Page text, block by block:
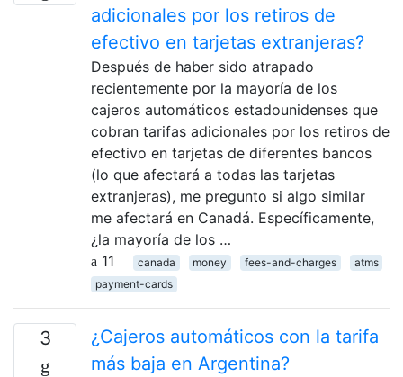
adicionales por los retiros de
efectivo en tarjetas extranjeras?
Después de haber sido atrapado
recientemente por la mayoría de los
cajeros automáticos estadounidenses que
cobran tarifas adicionales por los retiros de
efectivo en tarjetas de diferentes bancos
(lo que afectará a todas las tarjetas
extranjeras), me pregunto si algo similar
me afectará en Canadá. Específicamente,
¿la mayoría de los …
11
canada money fees-and-charges
atms
payment-cards
3
¿Cajeros automáticos con la tarifa
más baja en Argentina?